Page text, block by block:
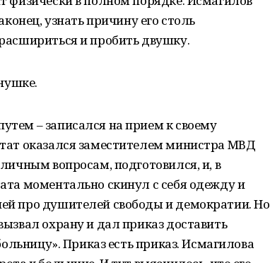
узнать причину его столь
и пробить двушку.
– записался на прием к своему
оказался заместителем министра МВД
вопросам, подготовился, и, в
моментально скинул с себя одежду и
про душителей свободы и демократии. Но
охрану и дал приказ доставить
Приказ есть приказ. Исмагилова